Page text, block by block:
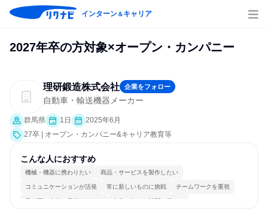
インターン＆キャリア
2027年卒の方対象×オープン・カンパニー
理研鍛造株式会社 企業をフォロー
自動車・輸送機器メーカー
群馬県 1日
2025年6月
27卒 | オープン・カンパニー&キャリア教育等
こんな人におすすめ
機械・機器に携わりたい 商品・サービスを製作したい
コミュニケーションが活発 常に新しいものに挑戦 チームワークを重視
長く同じ会社に居続けられる 自分の好きな時間で働ける